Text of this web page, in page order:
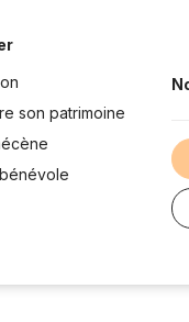
son patrimoine